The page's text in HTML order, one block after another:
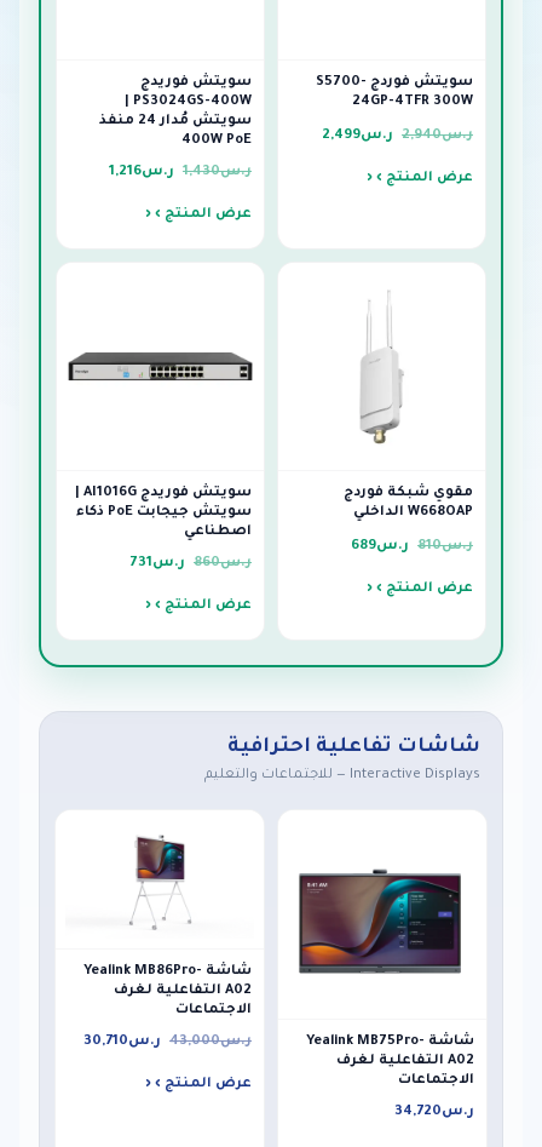
سويتش فوردج S5700-
24GP-4TFR 300W
ر.س2,940 ر.س2,499
عرض المنتج ›
سويتش فوريدج
PS3024GS-400W |
سويتش مُدار 24 منفذ
400W PoE
ر.س1,430 ر.س1,216
عرض المنتج ›
مقوي شبكة فوردج
W668OAP الداخلي
ر.س810 ر.س689
عرض المنتج ›
سويتش فوريدج AI1016G |
سويتش جيجابت PoE ذكاء
اصطناعي
ر.س860 ر.س731
عرض المنتج ›
شاشات تفاعلية احترافية
Interactive Displays — للاجتماعات والتعليم
شاشة Yealink MB75Pro-
A02 التفاعلية لغرف
الاجتماعات
ر.س34,720
شاشة Yealink MB86Pro-
A02 التفاعلية لغرف
الاجتماعات
ر.س43,000 ر.س30,710
عرض المنتج ›